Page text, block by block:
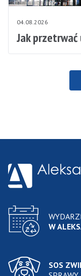
04.08.2026
Jak przetrwać
W
SOS